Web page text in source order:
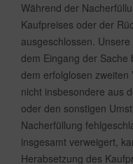
Während der
Kaufpreises oder der
ausgeschlossen.
dem Eingang der Sache
dem erfolglosen zweiten
nicht insbesondere aus
oder den sonstigen
Nacherfüllung
insgesamt verweigert,
Herabsetzung des